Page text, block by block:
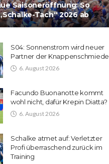
Saisoneröffnung: So
Tach“ 2026 ab
S04: Sonnenstrom wird neuer
Partner der Knappenschmiede
6. August 2026
Facundo Buonanotte kommt
wohl nicht, dafür Krepin Diatta?
6. August 2026
Schalke atmet auf: Verletzter
Profi überraschend zurück im
Training